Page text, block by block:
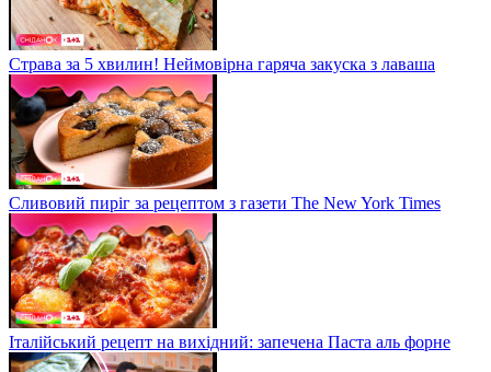
Страва за 5 хвилин! Неймовірна гаряча закуска з лаваша
Сливовий пиріг за рецептом з газети The New York Times
Італійський рецепт на вихідний: запечена Паста аль форне